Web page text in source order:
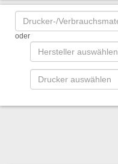
oder